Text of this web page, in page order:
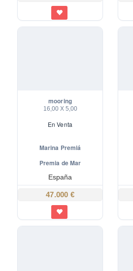
mooring
16,00 X 5,00
En Venta
Marina Premiá
Premia de Mar
España
47.000 €